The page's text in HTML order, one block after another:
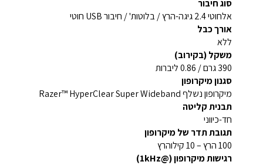
סוג חיבור
אלחוטי 2.4 גיגה-הרץ / בלוטות' / חיבור USB חוטי
אורך כבל
ללא
משקל (בקירוב)
390 גרם / 0.86 ליברות
סגנון מיקרופון
מיקרופון נשלף Razer™ HyperClear Super Wideband
תבנית קליטה
חד-כיווני
תגובת תדר של מיקרופון
100 הרץ – 10 קילוהרץ
רגישות מיקרופון (@1kHz)